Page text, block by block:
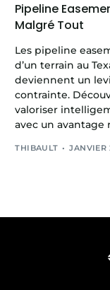
Pipeline
Malgré Tout
Les pipeline
d’un terrain au
deviennent un
contrainte.
valoriser
avec un avantage
THIBAULT JANVIER